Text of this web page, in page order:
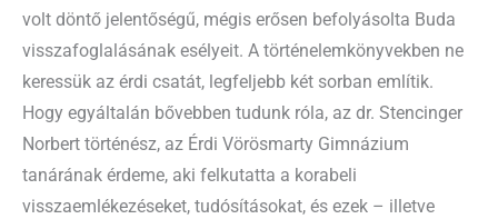
volt döntő jelentőségű, mégis erősen befolyásolta Buda
visszafoglalásának esélyeit. A történelemkönyvekben ne
keressük az érdi csatát, legfeljebb két sorban említik.
Hogy egyáltalán bővebben tudunk róla, az dr. Stencinger
Norbert történész, az Érdi Vörösmarty Gimnázium
tanárának érdeme, aki felkutatta a korabeli
visszaemlékezéseket, tudósításokat, és ezek – illetve